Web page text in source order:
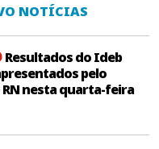
NOTÍCIAS
Resultados do Ideb
pelo
nesta quarta-feira